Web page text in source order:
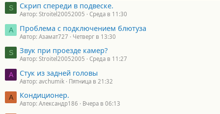
S Скрип спереди в подвеске.
Автор: Stroitel20052005 Среда в 11:30
А Проблема с подключением блютуза
Автор: Азамат727 Четверг в 13:30
S Звук при проезде камер?
Автор: Stroitel20052005 Среда в 11:27
A Стук из задней головы
Автор: avchumik Пятница в 21:32
А Кондиционер.
Автор: Александр186 Вчера в 06:13